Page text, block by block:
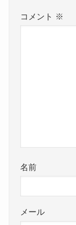
コメント ※
名前
メール